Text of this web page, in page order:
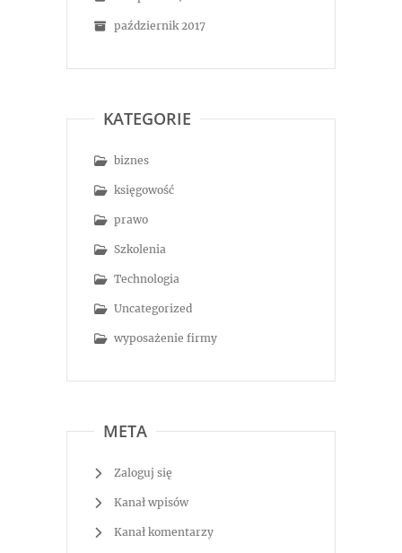
październik 2017
KATEGORIE
biznes
księgowość
prawo
Szkolenia
Technologia
Uncategorized
wyposażenie firmy
META
Zaloguj się
Kanał wpisów
Kanał komentarzy